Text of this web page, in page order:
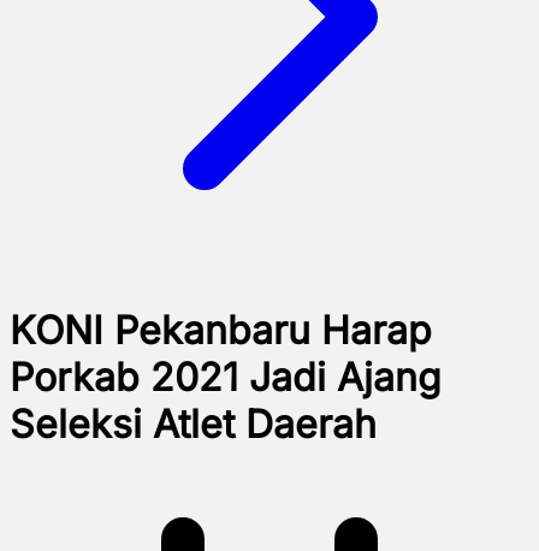
KONI Pekanbaru Harap
Porkab 2021 Jadi Ajang
Seleksi Atlet Daerah